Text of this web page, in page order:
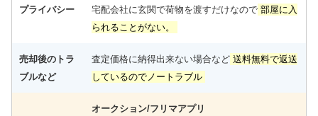
プライバシー 宅配会社に玄関で荷物を渡すだけなので 部屋に入
られることがない。
売却後のトラ
ブルなど
査定価格に納得出来ない場合など 送料無料で返送
しているのでノートラブル
オークション/フリマアプリ